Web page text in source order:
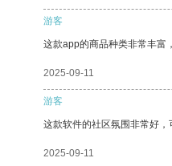
游客
这款app的商品种类非常丰富
2025-09-11
游客
这款软件的社区氛围非常好，
2025-09-11